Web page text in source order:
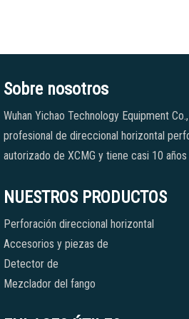
Sobre nosotros
Wuhan Yichao Technology Equipment
profesional de direccional horizontal
autorizado de XCMG y tiene casi 10
NUESTROS PRODUCTOS
Perforación direccional horizontal
Accesorios y piezas de
Detector de
Mezclador del fango